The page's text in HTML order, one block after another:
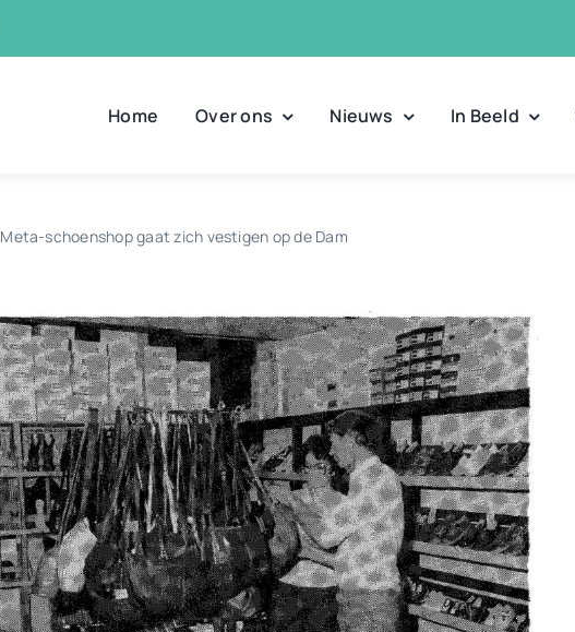
Home Over ons Nieuws In Beeld
Meta-schoenshop gaat zich vestigen op de Dam